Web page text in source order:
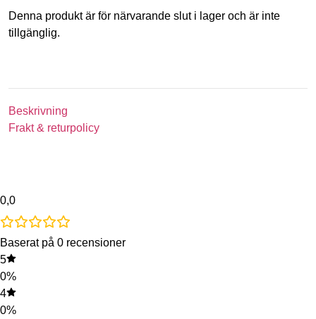
Denna produkt är för närvarande slut i lager och är inte
tillgänglig.
Beskrivning
Frakt & returpolicy
0,0
Baserat på 0 recensioner
5
0%
4
0%